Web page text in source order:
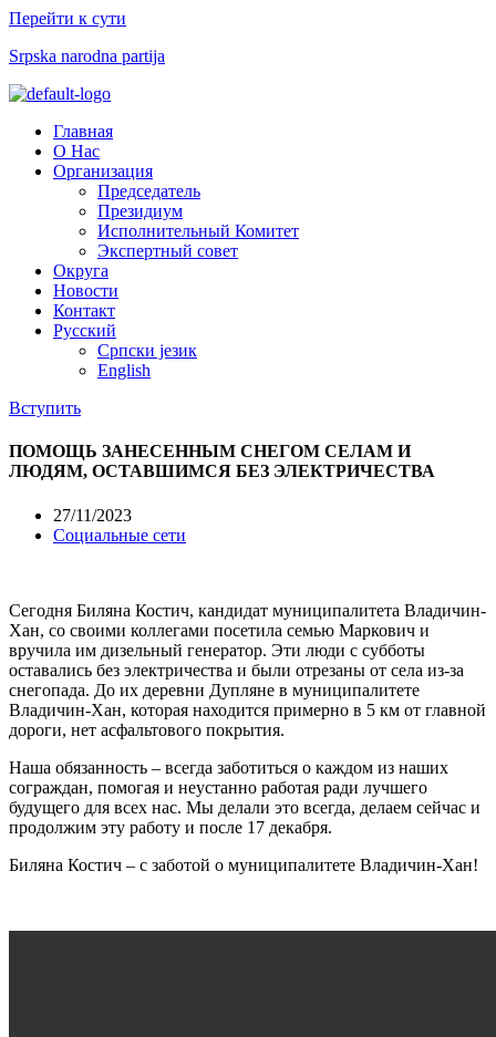
Перейти к сути
Srpska narodna partija
МенюГлавная
О Нас
Организация
Председатель
Президиум
Исполнительный Комитет
Экспертный совет​
Округа
Новости
Контакт
Русский
Српски језик
English
Вступить
ПОМОЩЬ ЗАНЕСЕННЫМ СНЕГОМ СЕЛАМ И
ЛЮДЯМ, ОСТАВШИМСЯ БЕЗ ЭЛЕКТРИЧЕСТВА
27/11/2023
Социальные сети
Сегодня Биляна Костич, кандидат муниципалитета Владичин-
Хан, со своими коллегами посетила семью Маркович и
вручила им дизельный генератор. Эти люди с субботы
оставались без электричества и были отрезаны от села из-за
снегопада. До их деревни Дупляне в муниципалитете
Владичин-Хан, которая находится примерно в 5 км от главной
дороги, нет асфальтового покрытия.
Наша обязанность – всегда заботиться о каждом из наших
сограждан, помогая и неустанно работая ради лучшего
будущего для всех нас. Мы делали это всегда, делаем сейчас и
продолжим эту работу и после 17 декабря.
Биляна Костич – с заботой о муниципалитете Владичин-Хан!